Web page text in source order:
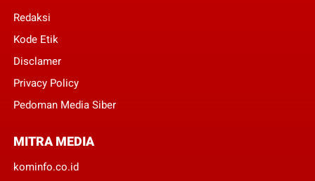
Redaksi
Kode Etik
Disclamer
Privacy Policy
Pedoman Media Siber
MITRA MEDIA
kominfo.co.id